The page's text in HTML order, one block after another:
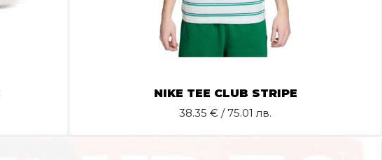
NIKE TEE CLUB STRIPE
38.35 € / 75.01 лв.